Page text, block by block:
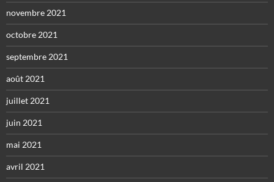
novembre 2021
octobre 2021
septembre 2021
août 2021
juillet 2021
juin 2021
mai 2021
avril 2021